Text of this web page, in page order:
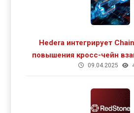
Hedera интегрирует
повышения кросс-чейн
роста DeFi
09.04.2025